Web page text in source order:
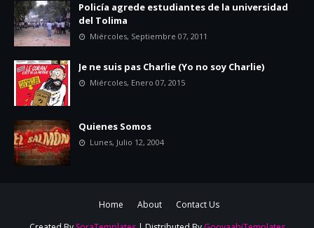
Policía agrede estudiantes de la universidad
del Tolima
Miércoles, Septiembre 07, 2011
Je ne suis pas Charlie (Yo no soy Charlie)
Miércoles, Enero 07, 2015
Quienes Somos
Lunes, Julio 12, 2004
Home About
Contact Us